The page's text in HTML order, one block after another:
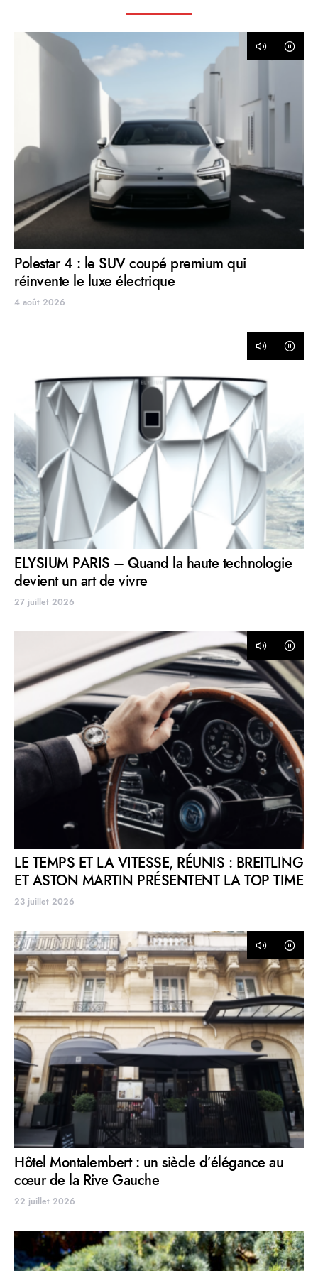
Polestar 4 : le SUV coupé premium qui
réinvente le luxe électrique
4 août 2026
ELYSIUM PARIS – Quand la haute technologie
devient un art de vivre
27 juillet 2026
LE TEMPS ET LA VITESSE, RÉUNIS : BREITLING
ET ASTON MARTIN PRÉSENTENT LA TOP TIME
23 juillet 2026
Hôtel Montalembert : un siècle d’élégance au
cœur de la Rive Gauche
22 juillet 2026